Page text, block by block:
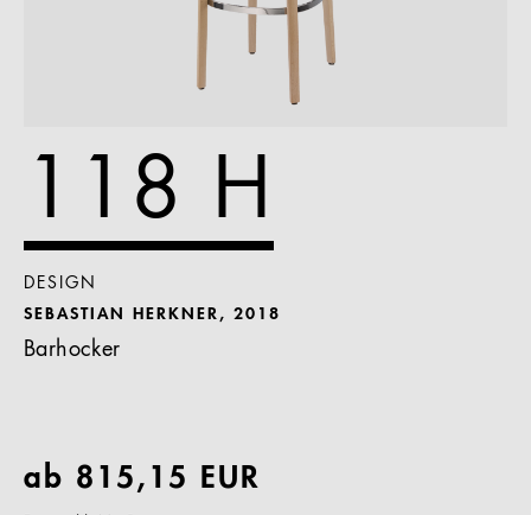
118 H
DESIGN
SEBASTIAN HERKNER, 2018
Barhocker
ab 815,15 EUR